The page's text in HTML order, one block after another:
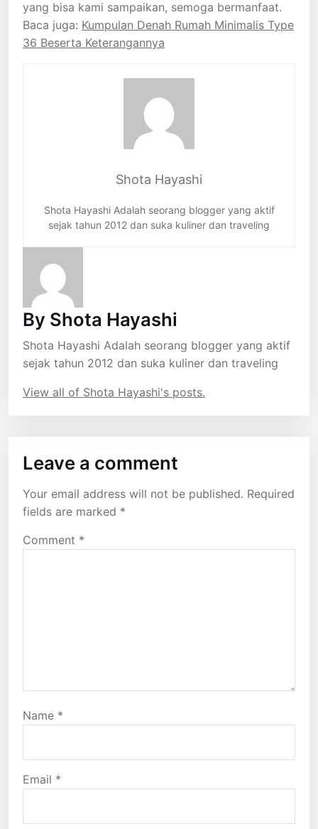
yang bisa kami sampaikan, semoga bermanfaat.
Baca juga: Kumpulan Denah Rumah Minimalis Type
36 Beserta Keterangannya
Shota Hayashi
Shota Hayashi Adalah seorang blogger yang aktif
sejak tahun 2012 dan suka kuliner dan traveling
By Shota Hayashi
Shota Hayashi Adalah seorang blogger yang aktif
sejak tahun 2012 dan suka kuliner dan traveling
View all of Shota Hayashi's posts.
Leave a comment
Your email address will not be published. Required
fields are marked *
Comment *
Name *
Email *